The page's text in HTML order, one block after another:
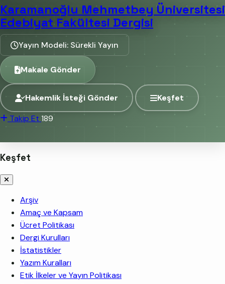
Karamanoğlu Mehmetbey Üniversitesi
Edebiyat Fakültesi Dergisi
Yayın Modeli: Sürekli Yayın
Makale Gönder
Hakemlik İsteği Gönder
Keşfet
Takip Et 189
Keşfet
Arşiv
Amaç ve Kapsam
Ücret Politikası
Dergi Kurulları
İstatistikler
Yazım Kuralları
Etik İlkeler ve Yayın Politikası